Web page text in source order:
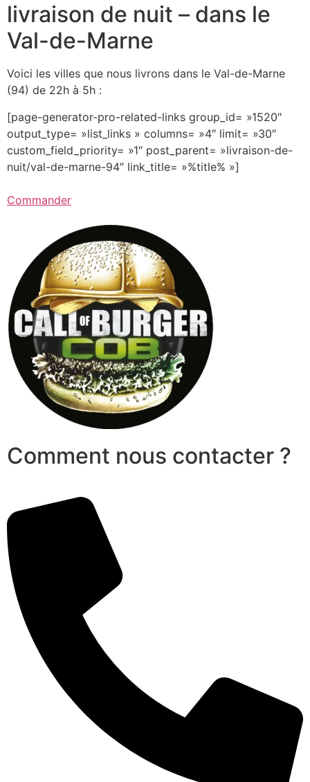
livraison de nuit – dans le
Val-de-Marne
Voici les villes que nous livrons dans le Val-de-Marne
(94) de 22h à 5h :
[page-generator-pro-related-links group_id= »1520″
output_type= »list_links » columns= »4″ limit= »30″
custom_field_priority= »1″ post_parent= »livraison-de-
nuit/val-de-marne-94″ link_title= »%title% »]
Commander
Comment nous contacter ?